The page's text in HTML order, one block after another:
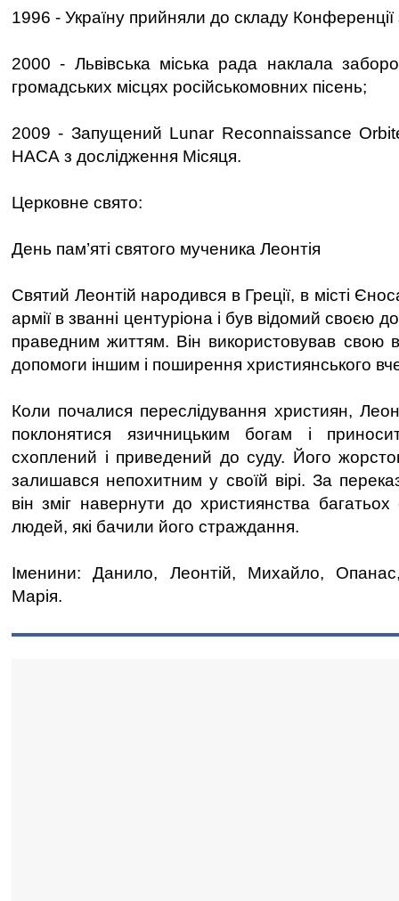
1996 - Україну прийняли до складу
2000 - Львівська міська рада наклала
громадських місцях російськомовних пісень;
2009 - Запущений Lunar Reconnaissance
НАСА з дослідження Місяця.
Церковне свято:
День пам’яті святого мученика Леонтія
Святий Леонтій народився в Греції, в місті
армії в званні центуріона і був відомий своєю
праведним життям. Він використовував свою
допомоги іншим і поширення християнського
Коли почалися переслідування християн,
поклонятися язичницьким богам і
схоплений і приведений до суду. Його
залишався непохитним у своїй вірі. За
він зміг навернути до християнства багатьох
людей, які бачили його страждання.
Іменини: Данило, Леонтій, Михайло,
Марія.